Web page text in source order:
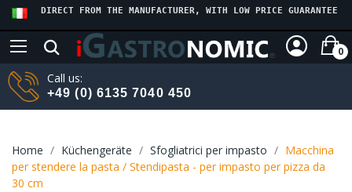
DIRECT FROM THE MANUFACTURER, WITH LOW PRICE GUARANTEE
0
Call us:
+49 (0) 6135 7040 450
Home Küchengeräte Sfogliatrici per impasto
Macchina
per stendere la pasta / Stendipasta - per impasto per pizza da
30 cm